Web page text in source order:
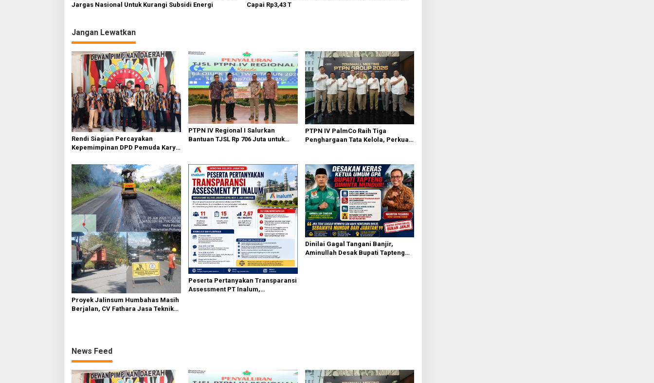
Jargas Nasional Untuk Kurangi Subsidi Energi
Capai Rp3,43 T
Jangan Lewatkan
Rendi Siagian Percayakan
Kepemimpinan DPD Pemuda Karya
Sembiring
PTPN IV Regional I Salurkan
Bantuan TJSL Rp 706 Juta untuk
PTPN IV PalmCo Raih Tiga
Penghargaan Tata Kelola, Perkuat
Proyek Jalinsum Humbahas Masih
Berjalan, CV Fathara Jasa Teknik
Peserta Pertanyakan Transparansi
Assessment PT Inalum,
Dinilai Gagal Tangani Banjir,
Aminullah Desak Bupati Tapteng
News Feed